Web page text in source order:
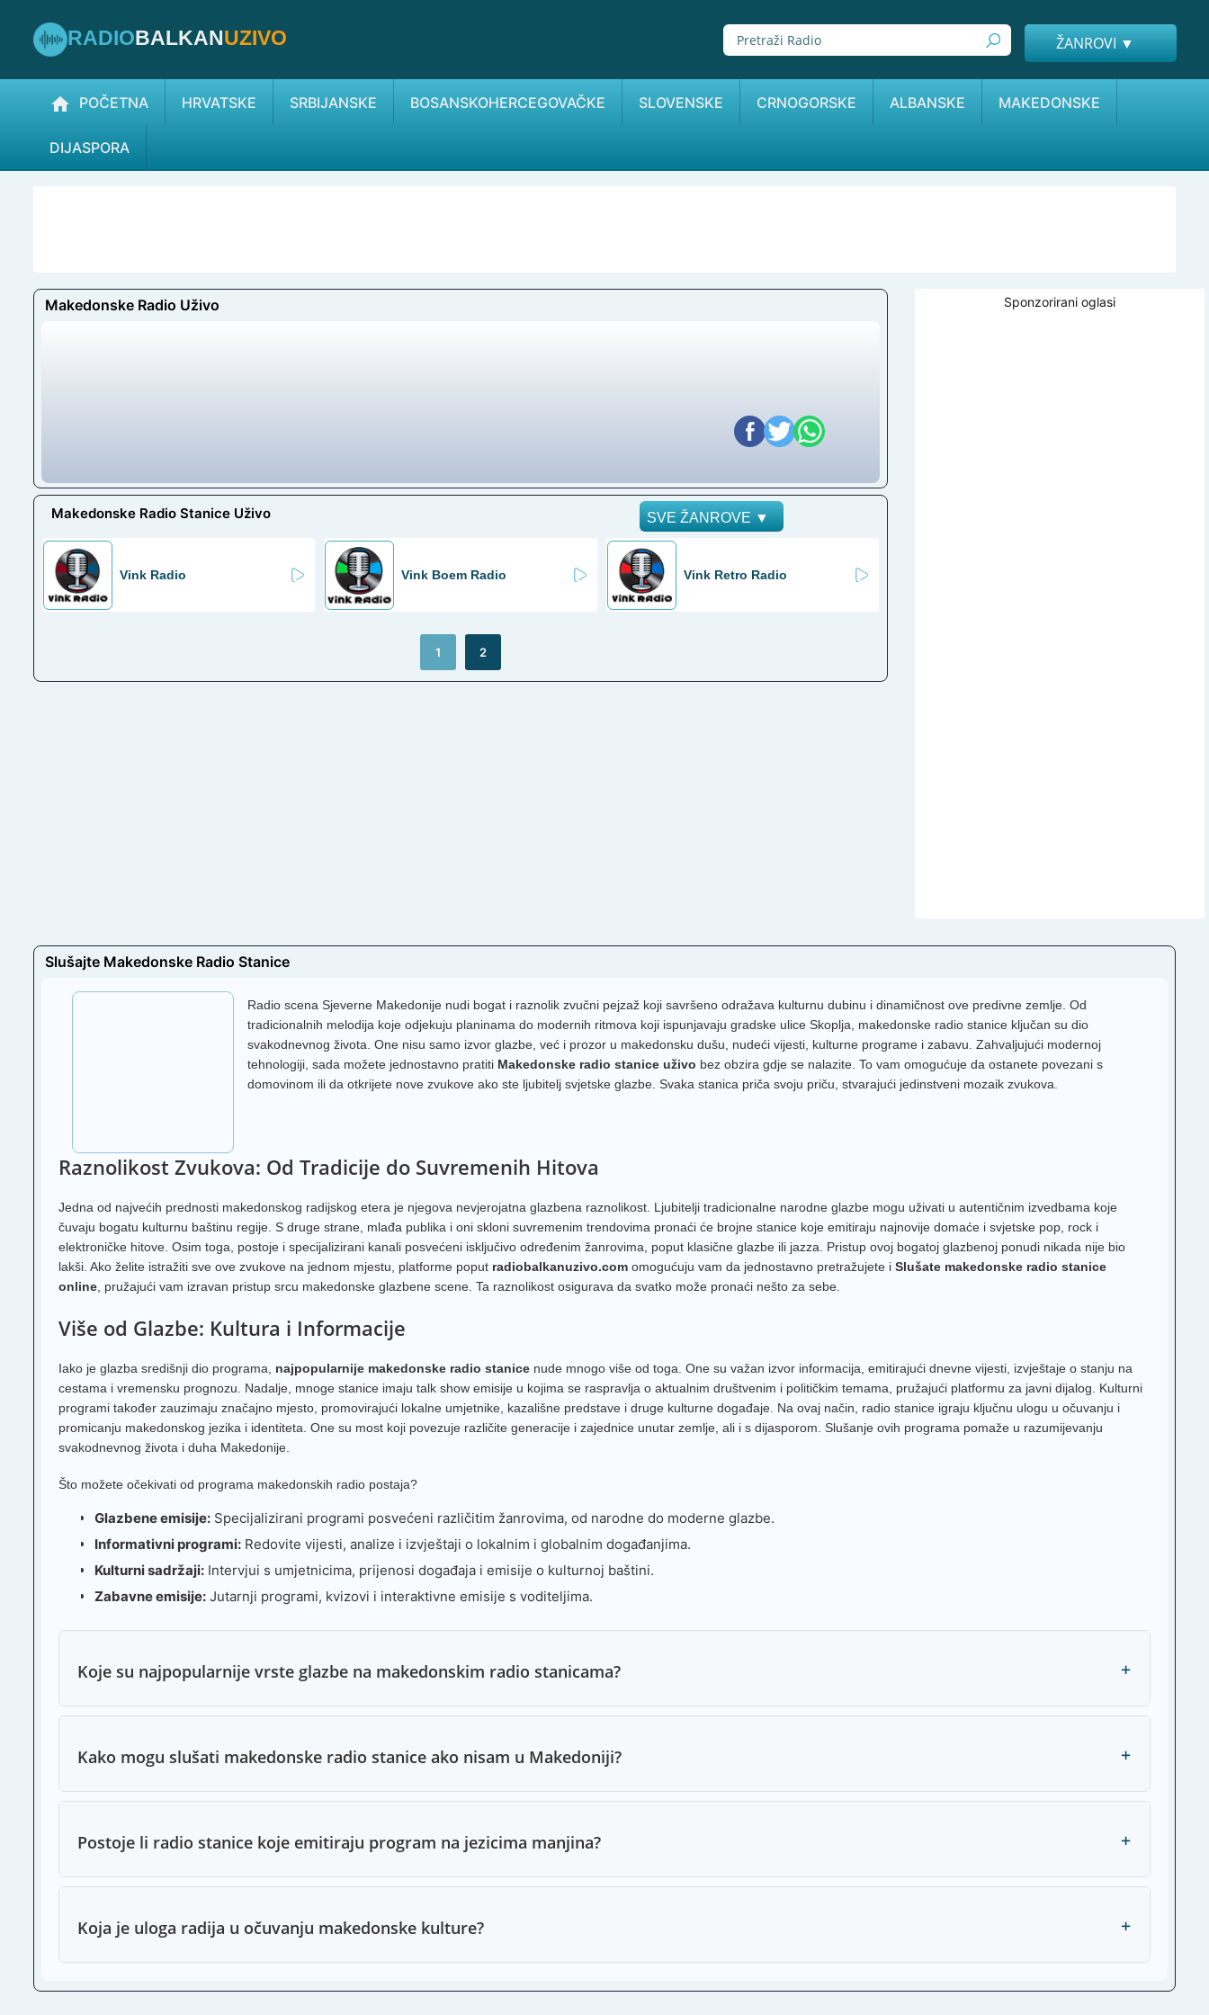
RADIOBALKANUZIVO ŽANROVI ▼
POČETNA HRVATSKE SRBIJANSKE BOSANSKOHERCEGOVAČKE SLOVENSKE CRNOGORSKE ALBANSKE MAKEDONSKE
DIJASPORA
Makedonske Radio Uživo
Makedonske Radio Stanice Uživo
Vink Radio Vink Boem Radio Vink Retro Radio
1 2
Sponzorirani oglasi
Slušajte Makedonske Radio Stanice
Radio scena Sjeverne Makedonije nudi bogat i raznolik zvučni pejzaž koji savršeno odražava kulturnu dubinu i dinamičnost ove predivne zemlje. Od
tradicionalnih melodija koje odjekuju planinama do modernih ritmova koji ispunjavaju gradske ulice Skoplja, makedonske radio stanice ključan su dio
svakodnevnog života. One nisu samo izvor glazbe, već i prozor u makedonsku dušu, nudeći vijesti, kulturne programe i zabavu. Zahvaljujući modernoj
tehnologiji, sada možete jednostavno pratiti Makedonske radio stanice uživo bez obzira gdje se nalazite. To vam omogućuje da ostanete povezani s
domovinom ili da otkrijete nove zvukove ako ste ljubitelj svjetske glazbe. Svaka stanica priča svoju priču, stvarajući jedinstveni mozaik zvukova.
Raznolikost Zvukova: Od Tradicije do Suvremenih Hitova
Jedna od najvećih prednosti makedonskog radijskog etera je njegova nevjerojatna glazbena raznolikost. Ljubitelji tradicionalne narodne glazbe mogu uživati u autentičnim izvedbama koje
čuvaju bogatu kulturnu baštinu regije. S druge strane, mlađa publika i oni skloni suvremenim trendovima pronaći će brojne stanice koje emitiraju najnovije domaće i svjetske pop, rock i
elektroničke hitove. Osim toga, postoje i specijalizirani kanali posvećeni isključivo određenim žanrovima, poput klasične glazbe ili jazza. Pristup ovoj bogatoj glazbenoj ponudi nikada nije bio
lakši. Ako želite istražiti sve ove zvukove na jednom mjestu, platforme poput radiobalkanuzivo.com omogućuju vam da jednostavno pretražujete i Slušate makedonske radio stanice
online , pružajući vam izravan pristup srcu makedonske glazbene scene. Ta raznolikost osigurava da svatko može pronaći nešto za sebe.
Više od Glazbe: Kultura i Informacije
Iako je glazba središnji dio programa, najpopularnije makedonske radio stanice nude mnogo više od toga. One su važan izvor informacija, emitirajući dnevne vijesti, izvještaje o stanju na
cestama i vremensku prognozu. Nadalje, mnoge stanice imaju talk show emisije u kojima se raspravlja o aktualnim društvenim i političkim temama, pružajući platformu za javni dijalog. Kulturni
programi također zauzimaju značajno mjesto, promovirajući lokalne umjetnike, kazališne predstave i druge kulturne događaje. Na ovaj način, radio stanice igraju ključnu ulogu u očuvanju i
promicanju makedonskog jezika i identiteta. One su most koji povezuje različite generacije i zajednice unutar zemlje, ali i s dijasporom. Slušanje ovih programa pomaže u razumijevanju
svakodnevnog života i duha Makedonije.
Što možete očekivati od programa makedonskih radio postaja?
Glazbene emisije: Specijalizirani programi posvećeni različitim žanrovima, od narodne do moderne glazbe.
Informativni programi: Redovite vijesti, analize i izvještaji o lokalnim i globalnim događanjima.
Kulturni sadržaji: Intervjui s umjetnicima, prijenosi događaja i emisije o kulturnoj baštini.
Zabavne emisije: Jutarnji programi, kvizovi i interaktivne emisije s voditeljima.
Koje su najpopularnije vrste glazbe na makedonskim radio stanicama? +
Kako mogu slušati makedonske radio stanice ako nisam u Makedoniji? +
Postoje li radio stanice koje emitiraju program na jezicima manjina? +
Koja je uloga radija u očuvanju makedonske kulture? +